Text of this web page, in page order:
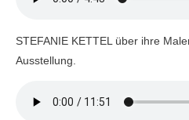
STEFANIE KETTEL über ihre
Ausstellung.